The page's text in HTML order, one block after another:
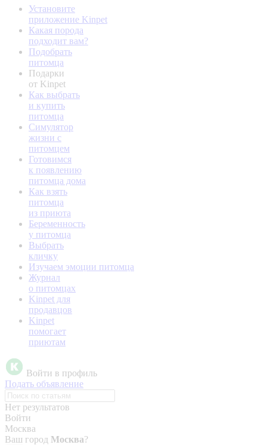
Установите
приложение Kinpet
Какая порода
подходит вам?
Подобрать
питомца
Подарки
от Kinpet
Как выбрать
и купить
питомца
Симулятор
жизни с
питомцем
Готовимся
к появлению
питомца дома
Как взять
питомца
из приюта
Беременность
у питомца
Выбрать
кличку
Изучаем эмоции питомца
Журнал
о питомцах
Kinpet для
продавцов
Kinpet
помогает
приютам
Войти в профиль
Подать объявление
Нет результатов
Войти
Москва
Ваш город Москва?